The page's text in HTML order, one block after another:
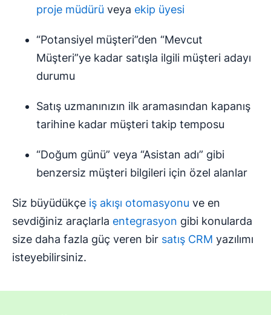
proje müdürü veya ekip üyesi
“Potansiyel müşteri”den “Mevcut
Müşteri”ye kadar satışla ilgili müşteri adayı
durumu
Satış uzmanınızın ilk aramasından kapanış
tarihine kadar müşteri takip temposu
“Doğum günü” veya “Asistan adı” gibi
benzersiz müşteri bilgileri için özel alanlar
Siz büyüdükçe iş akışı otomasyonu ve en
sevdiğiniz araçlarla entegrasyon gibi konularda
size daha fazla güç veren bir satış CRM yazılımı
isteyebilirsiniz.